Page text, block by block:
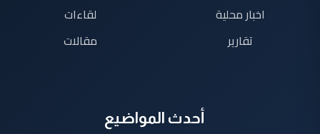
اخبار محلية
تقارير
لقاءات
مقالات
أحدث المواضيع